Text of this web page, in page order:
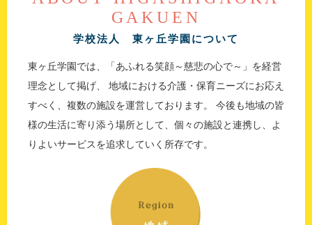
GAKUEN
学校法人 東ヶ丘学園について
東ヶ丘学園では、「あふれる笑顔～慈悲の心で～」を経営
理念として掲げ、
地域における介護・保育ニーズにお応え
すべく、複数の施設を運営しております。
今後も地域の皆
様の生活に寄り添う場所として、個々の施設と連携し、よ
りよいサービスを追求していく所存です。